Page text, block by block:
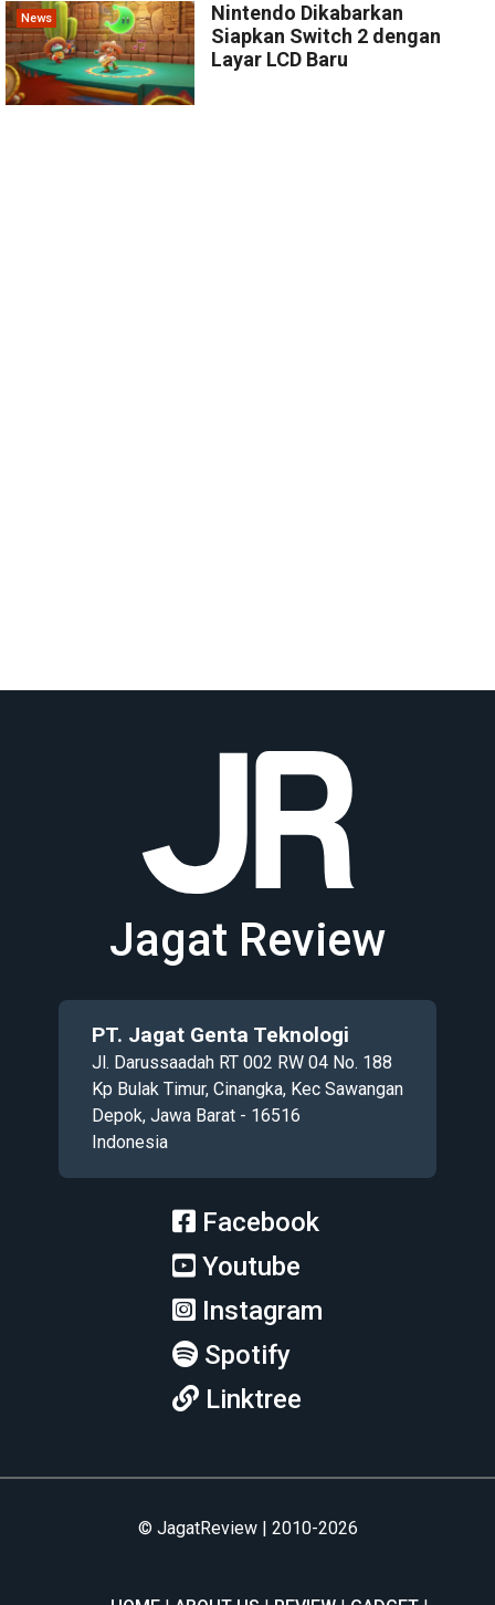
News
Nintendo Dikabarkan
Siapkan Switch 2 dengan
Layar LCD Baru
Jagat Review
PT. Jagat Genta Teknologi
Jl. Darussaadah RT 002 RW 04 No. 188
Kp Bulak Timur, Cinangka, Kec Sawangan
Depok, Jawa Barat - 16516
Indonesia
Facebook
Youtube
Instagram
Spotify
Linktree
© JagatReview | 2010-2026